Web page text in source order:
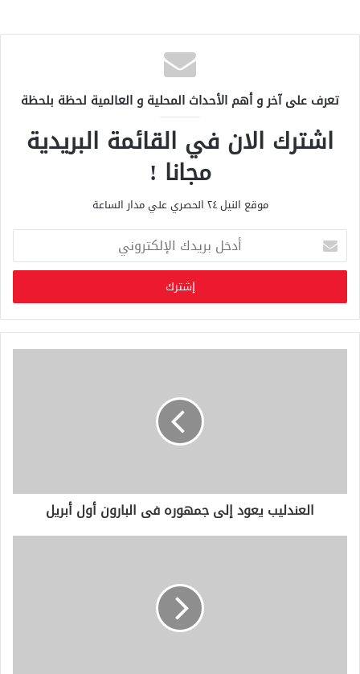
تعرف على آخر و أهم الأحداث المحلية و العالمية لحظة بلحظة
اشترك الان في القائمة البريدية
مجانا !
موقع النيل ٢٤ الحصري علي مدار الساعة
خ
ب
ر
ي
ر
ي
العندليب يعود إلى جمهوره فى البارون أول أبريل